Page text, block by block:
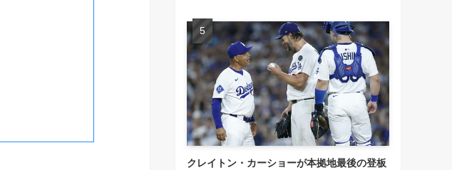
クレイトン・カーショーが本拠地最後の登板